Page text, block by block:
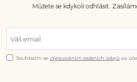
Můžete se kdykoli odhlásit.
Souhlasím se zpracováním osobních údajů za